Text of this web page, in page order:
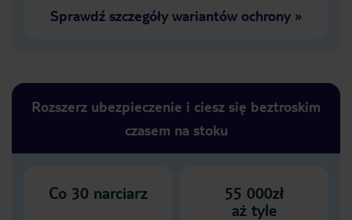
Sprawdź szczegóły wariantów ochrony»
Rozszerz ubezpieczenie i ciesz się beztroskim
czasem na stoku
Co 30 narciarz
55 000zł
aż tyle